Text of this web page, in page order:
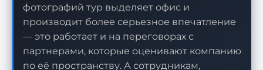
фотографий тур выделяет офис и
производит более серьезное впечатление
— это работает и на переговорах с
партнерами, которые оценивают компанию
по её пространству. А сотрудникам,